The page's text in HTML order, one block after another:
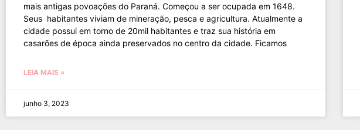
mais antigas povoações do Paraná. Começou a ser ocupada em 1648.
Seus habitantes viviam de mineração, pesca e agricultura. Atualmente a
cidade possui em torno de 20mil habitantes e traz sua história em
casarões de época ainda preservados no centro da cidade. Ficamos
LEIA MAIS »
junho 3, 2023